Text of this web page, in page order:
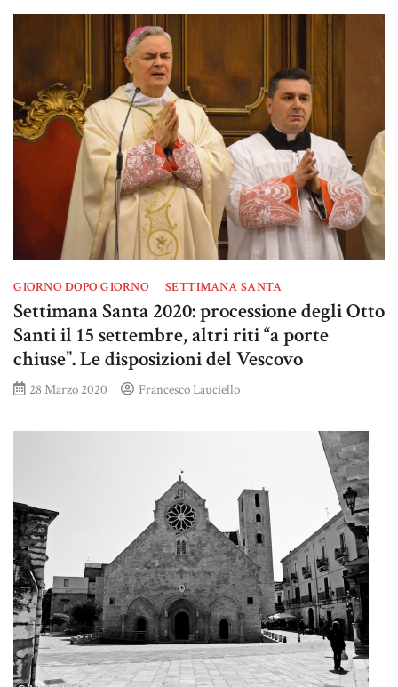
GIORNO DOPO GIORNO SETTIMANA SANTA
Settimana Santa 2020: processione degli Otto
Santi il 15 settembre, altri riti “a porte
chiuse”. Le disposizioni del Vescovo
28 Marzo 2020 Francesco Lauciello